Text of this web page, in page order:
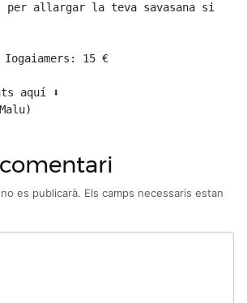
per allargar la teva savasana si
15 €
aquí ⬇️
es publicarà. Els camps necessaris estan